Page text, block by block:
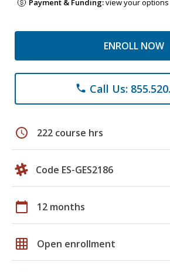
Payment & Funding:view your options
ENROLL NOW
phone Call Us:
schedule 222 course hrs
Code ES-GES2186
calendar_today 12 months
grid_on Open enrollment